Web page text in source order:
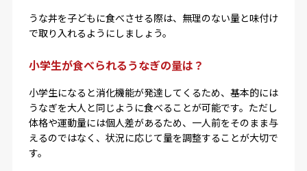
うな丼を子どもに食べさせる際は、無理のない量と味付け
で取り入れるようにしましょう。
小学生が食べられるうなぎの量は？
小学生になると消化機能が発達してくるため、基本的には
うなぎを大人と同じように食べることが可能です。ただし
体格や運動量には個人差があるため、一人前をそのまま与
えるのではなく、状況に応じて量を調整することが大切で
す。